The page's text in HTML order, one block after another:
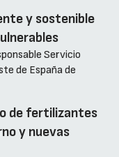
y sostenible
Servicio
de España de
de fertilizantes
y nuevas